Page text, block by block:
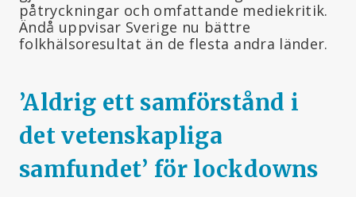
påtryckningar och omfattande mediekritik.
Ändå uppvisar Sverige nu bättre
folkhälsoresultat än de flesta andra länder.
’Aldrig ett samförstånd i
det vetenskapliga
samfundet’ för lockdowns